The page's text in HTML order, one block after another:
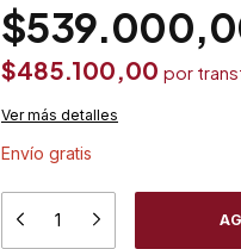
$485.100,00
Ver más detalles
Envío gratis